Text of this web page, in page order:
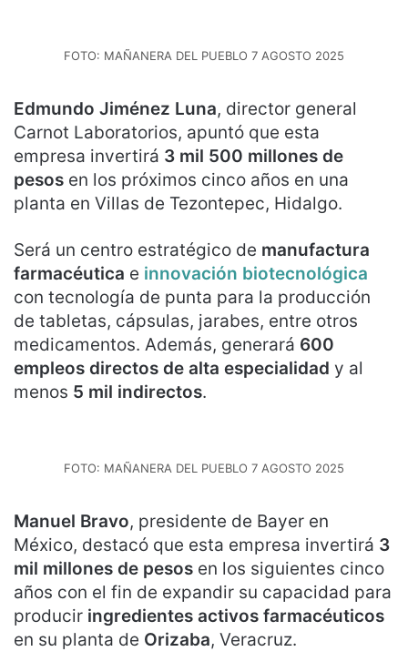
FOTO: MAÑANERA DEL PUEBLO 7 AGOSTO 2025
Edmundo Jiménez Luna, director general
Carnot Laboratorios, apuntó que esta
empresa invertirá 3 mil 500 millones de
pesos en los próximos cinco años en una
planta en Villas de Tezontepec, Hidalgo.
Será un centro estratégico de manufactura
farmacéutica e innovación biotecnológica
con tecnología de punta para la producción
de tabletas, cápsulas, jarabes, entre otros
medicamentos. Además, generará 600
empleos directos de alta especialidad y al
menos 5 mil indirectos.
FOTO: MAÑANERA DEL PUEBLO 7 AGOSTO 2025
Manuel Bravo, presidente de Bayer en
México, destacó que esta empresa invertirá 3
mil millones de pesos en los siguientes cinco
años con el fin de expandir su capacidad para
producir ingredientes activos farmacéuticos
en su planta de Orizaba, Veracruz.